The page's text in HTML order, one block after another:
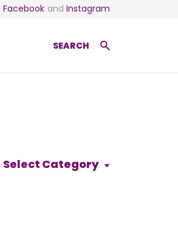
Facebook and Instagram
SEARCH
Select Category